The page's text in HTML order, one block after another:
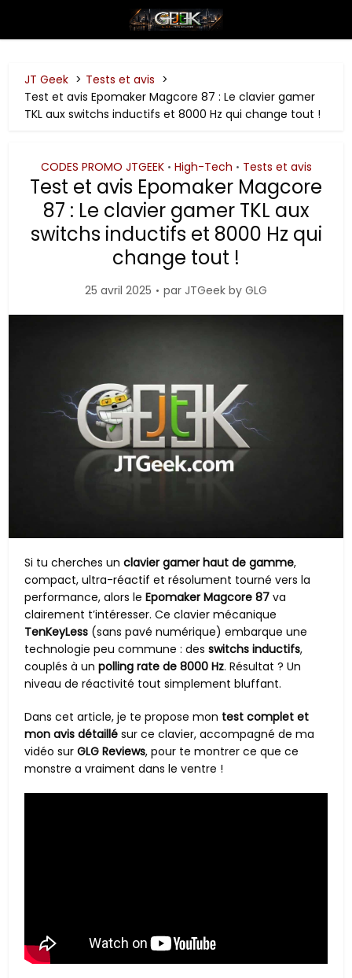
JT Geek
Tests et avis
Test et avis Epomaker Magcore 87 : Le clavier gamer
TKL aux switchs inductifs et 8000 Hz qui change tout !
CODES PROMO JTGEEK • High-Tech • Tests et avis
Test et avis Epomaker Magcore
87 : Le clavier gamer TKL aux
switchs inductifs et 8000 Hz qui
change tout !
25 avril 2025 par JTGeek by GLG
Si tu cherches unclavier gamer haut de gamme,
compact, ultra-réactif et résolument tourné vers la
performance, alors leEpomaker Magcore 87 va
clairement t’intéresser. Ce clavier mécanique
TenKeyLess (sans pavé numérique) embarque une
technologie peu commune : desswitchs inductifs,
couplés à unpolling rate de 8000 Hz. Résultat ? Un
niveau de réactivité tout simplement bluffant.
Dans cet article, je te propose mon test complet et
mon avis détaillé sur ce clavier, accompagné de ma
vidéo surGLG Reviews, pour te montrer ce que ce
monstre a vraiment dans le ventre !